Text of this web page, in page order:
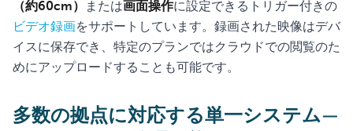
（約60cm）
または画面操作に設定できるトリガー付きの
ビデオ録画をサポートしています。録画された映像はデバ
イスに保存でき、特定のプランではクラウドでの閲覧のた
めにアップロードすることも可能です。
多数の拠点に対応する単一システム—